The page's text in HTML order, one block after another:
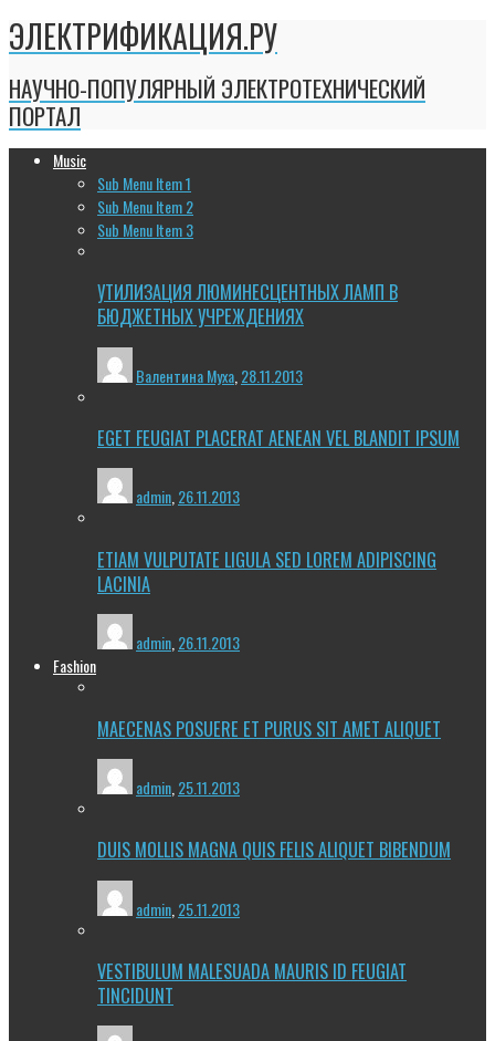
ЭЛЕКТРИФИКАЦИЯ.РУ
НАУЧНО-ПОПУЛЯРНЫЙ ЭЛЕКТРОТЕХНИЧЕСКИЙ
ПОРТАЛ
Music
Sub Menu Item 1
Sub Menu Item 2
Sub Menu Item 3
УТИЛИЗАЦИЯ ЛЮМИНЕСЦЕНТНЫХ ЛАМП В
БЮДЖЕТНЫХ УЧРЕЖДЕНИЯХ
Валентина Муха 28.11.2013
EGET FEUGIAT PLACERAT AENEAN VEL BLANDIT IPSUM
admin,26.11.2013
ETIAM VULPUTATE LIGULA SED LOREM ADIPISCING
LACINIA
admin 26.11.2013
Fashion
MAECENAS POSUERE ET PURUS SIT AMET ALIQUET
admin 25.11.2013
DUIS MOLLIS MAGNA QUIS FELIS ALIQUET BIBENDUM
admin 25.11.2013
VESTIBULUM MALESUADA MAURIS ID FEUGIAT
TINCIDUNT